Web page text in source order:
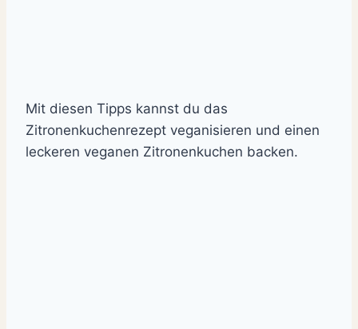
Mit diesen Tipps kannst du das
Zitronenkuchenrezept veganisieren und einen
leckeren veganen Zitronenkuchen backen.